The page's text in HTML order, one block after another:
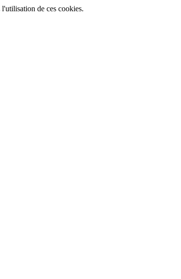
de ces cookies.